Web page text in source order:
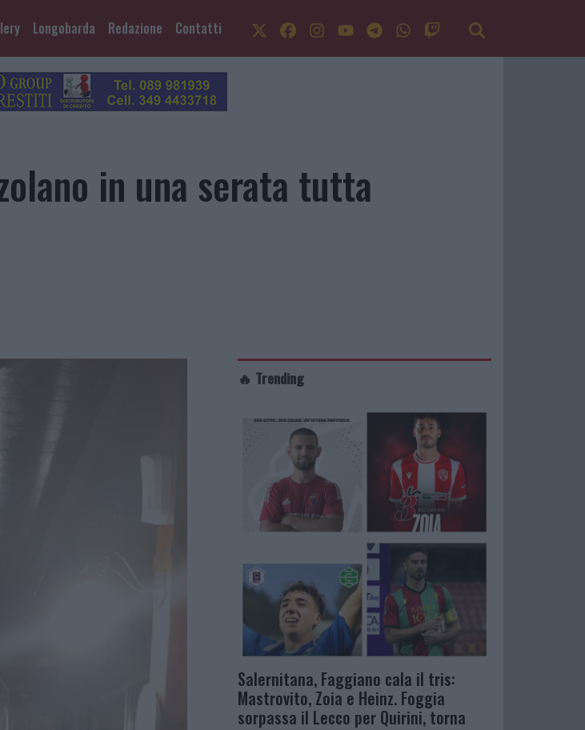
Longobarda Redazione Contatti
in una serata tutta
🔥 Trending
Salernitana, Faggiano cala il tris:
Mastrovito, Zoia e Heinz. Foggia
sorpassa il Lecco per Quirini, torna